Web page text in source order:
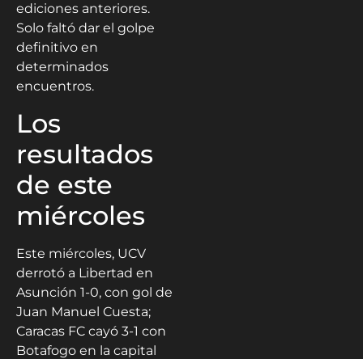
ediciones anteriores.
Solo faltó dar el golpe
definitivo en
determinados
encuentros.
Los
resultados
de este
miércoles
Este miércoles, UCV
derrotó a Libertad en
Asunción 1-0, con gol de
Juan Manuel Cuesta;
Caracas FC cayó 3-1 con
Botafogo en la capital